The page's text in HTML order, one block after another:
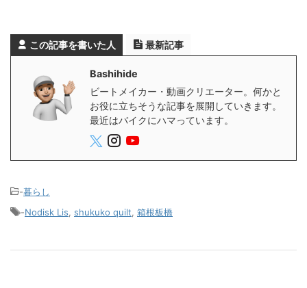
この記事を書いた人 最新記事
Bashihide
ビートメイカー・動画クリエーター。何かと
お役に立ちそうな記事を展開していきます。
最近はバイクにハマっています。
-暮らし
-Nodisk Lis shukuko quilt 箱根板橋